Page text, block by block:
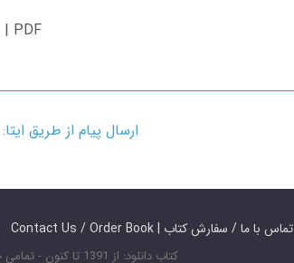
| PDF
ارسال پیام از طریق ایتا: 09390588906
Contact Us / Order Book | تماس با ما / سفارش کتاب
کتاب دانلود: از 1391 تا کنون - تمامی حقوق محفوظ است